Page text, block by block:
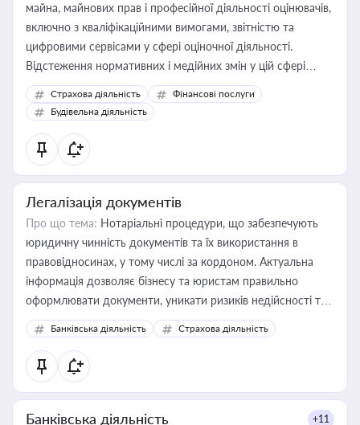
майна, майнових прав і професійної діяльності оцінювачів,
включно з кваліфікаційними вимогами, звітністю та
цифровими сервісами у сфері оціночної діяльності.
Відстеження нормативних і медійних змін у цій сфері
корисне для власника бізнесу, керівника, юриста або
бухгалтера під час оподаткування, приватизації, оренди
державного майна, корпоративних угод і перевірки
статусу суб'єктів оціночної діяльності
Страхова діяльність
Фінансові послуги
Будівельна діяльність
Легалізація документів
Про що тема: Нотаріальні процедури, що забезпечують
юридичну чинність документів та їх використання в
правовідносинах, у тому числі за кордоном. Актуальна
інформація дозволяє бізнесу та юристам правильно
оформлювати документи, уникати ризиків недійсності та
забезпечувати їх належне прийняття органами влади та
контрагентами
Банківська діяльність Страхова діяльність
Банківська діяльність +11